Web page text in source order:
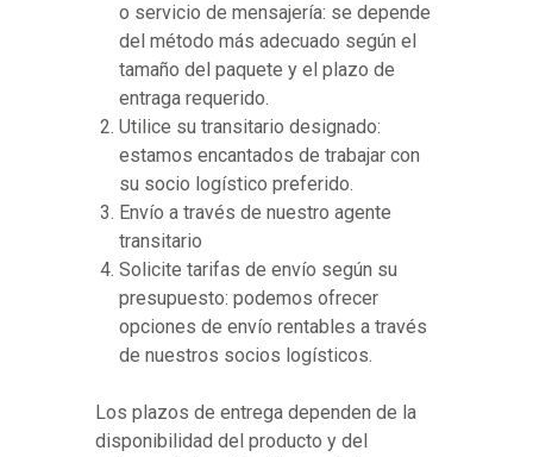
o servicio de mensajería: se depende
del método más adecuado según el
tamaño del paquete y el plazo de
entraga requerido.
Utilice su transitario designado:
estamos encantados de trabajar con
su socio logístico preferido.
Envío a través de nuestro agente
transitario
Solicite tarifas de envío según su
presupuesto: podemos ofrecer
opciones de envío rentables a través
de nuestros socios logísticos.
Los plazos de entrega dependen de la
disponibilidad del producto y del